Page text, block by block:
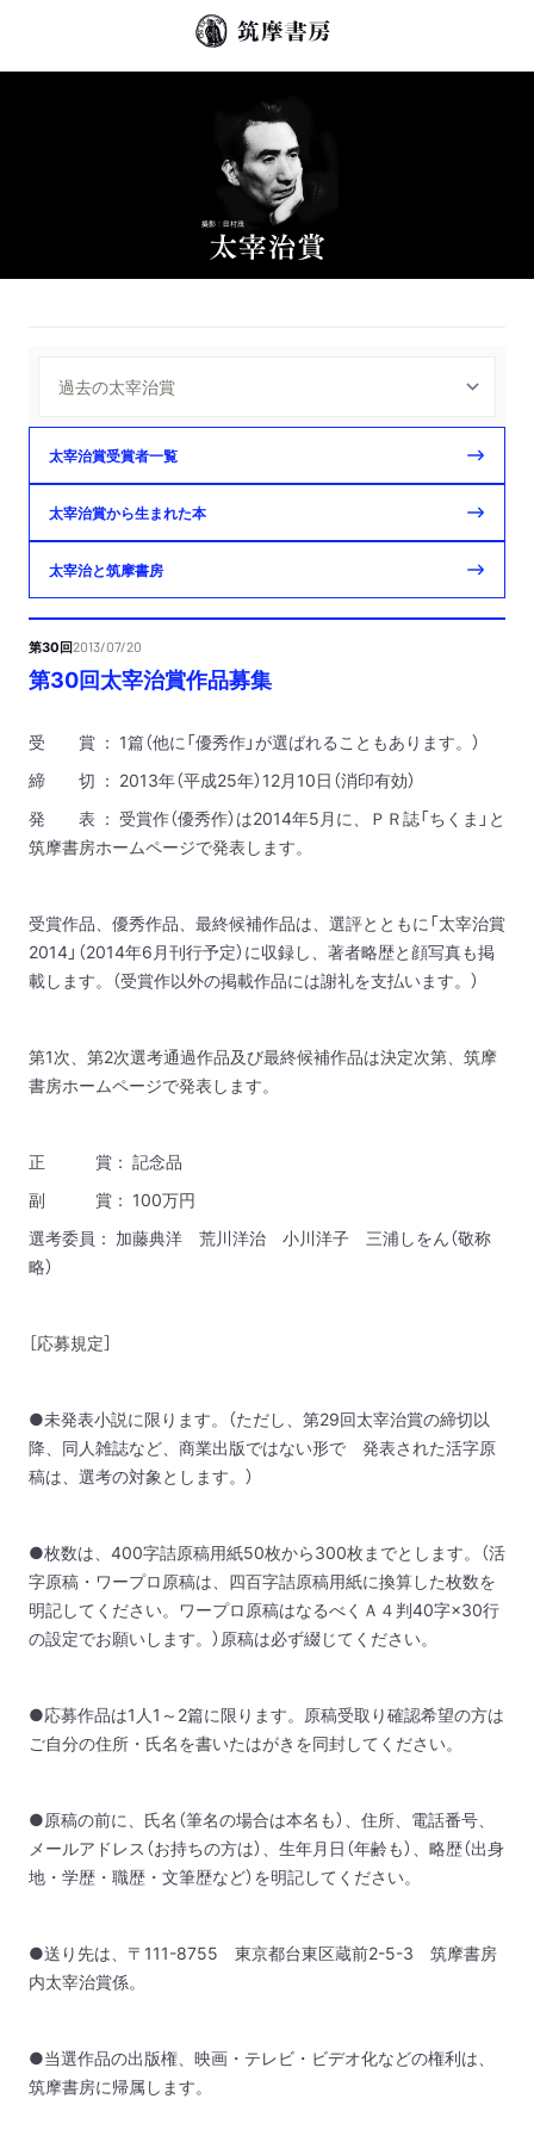
太宰治賞受賞者一覧
太宰治賞から生まれた本
太宰治と筑摩書房
第30回2013/07/20
第30回太宰治賞作品募集
受 賞 ： 1篇（他に「優秀作」が選ばれることもあります。）
締 切 ： 2013年（平成25年）12月10日（消印有効）
発 表 ： 受賞作（優秀作）は2014年5月に、ＰＲ誌「ちくま」と
筑摩書房ホームページで発表します。
受賞作品、優秀作品、最終候補作品は、選評とともに「太宰治賞
2014」（2014年6月刊行予定）に収録し、著者略歴と顔写真も掲
載します。（受賞作以外の掲載作品には謝礼を支払います。）
第1次、第2次選考通過作品及び最終候補作品は決定次第、筑摩
書房ホームページで発表します。
正 賞： 記念品
副 賞： 100万円
選考委員： 加藤典洋 荒川洋治 小川洋子 三浦しをん（敬称
略）
［応募規定］
●未発表小説に限ります。（ただし、第29回太宰治賞の締切以
降、同人雑誌など、商業出版ではない形で 発表された活字原
稿は、選考の対象とします。）
●枚数は、400字詰原稿用紙50枚から300枚までとします。（活
字原稿・ワープロ原稿は、四百字詰原稿用紙に換算した枚数を
明記してください。ワープロ原稿はなるべくＡ４判40字×30行
の設定でお願いします。）原稿は必ず綴じてください。
●応募作品は1人1～2篇に限ります。原稿受取り確認希望の方は
ご自分の住所・氏名を書いたはがきを同封してください。
●原稿の前に、氏名（筆名の場合は本名も）、住所、電話番号、
メールアドレス（お持ちの方は）、生年月日（年齢も）、略歴（出身
地・学歴・職歴・文筆歴など）を明記してください。
●送り先は、〒111-8755 東京都台東区蔵前2-5-3 筑摩書房
内太宰治賞係。
●当選作品の出版権、映画・テレビ・ビデオ化などの権利は、
筑摩書房に帰属します。